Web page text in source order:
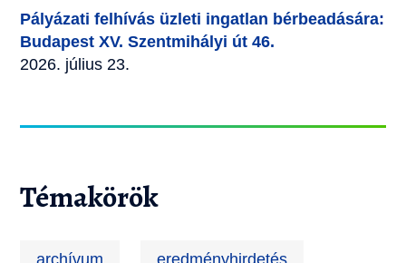
Pályázati felhívás üzleti ingatlan bérbeadására:
Budapest XV. Szentmihályi út 46.
2026. július 23.
Témakörök